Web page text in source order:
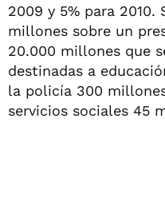
2009 y 5% para 2010.
millones sobre un
20.000 millones que
destinadas a
la policía 300
servicios sociales 45